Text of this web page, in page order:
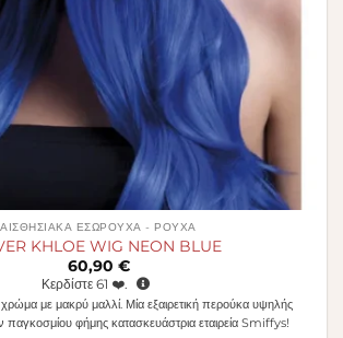
ΑΙΣΘΗΣΙΑΚΆ ΕΣΏΡΟΥΧΑ - ΡΟΎΧΑ
KHLOE WIG NEON BLUE
60,90 €
Κερδίστε 61 ❤️.
με μακρύ μαλλί. Μία εξαιρετική περούκα υψηλής
παγκοσμίου φήμης κατασκευάστρια εταιρεία Smiffys!